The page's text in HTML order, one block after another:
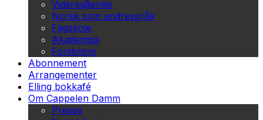
Videregående
Norsk som andrespråk
Fagskole
Akademisk
Forskning
Abonnement
Arrangementer
Elling bokkafé
Om Cappelen Damm
Presse